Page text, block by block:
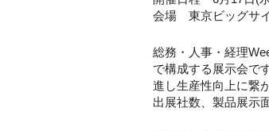
会場 東京ビッグサ
総務・人事・経理
で構成する展示会で
進し生産性向上に繋
出展社数、製品展示